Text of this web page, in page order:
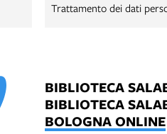
Trattamento dei dati
BIBLIOTECA
BIBLIOTECA
BOLOGNA ONLINE